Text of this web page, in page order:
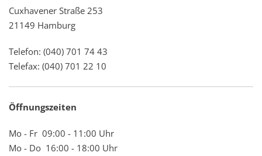
Cuxhavener Straße 253
21149 Hamburg
Telefon: (040) 701 74 43
Telefax: (040) 701 22 10
Öffnungszeiten
Mo - Fr 09:00 - 11:00 Uhr
Mo - Do 16:00 - 18:00 Uhr